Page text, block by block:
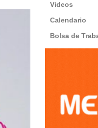
Videos
Calendario
Bolsa de